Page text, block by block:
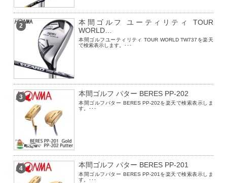
2
本間ゴルフ ユーティリティ TOUR
WORLD…
本間ゴルフユーティリティ TOUR WORLD TW737を楽天
で検索表示します。･･･
3 本間ゴルフ パター BERES PP-202
本間ゴルフパター BERES PP-202を楽天で検索表示しま
す。･･･
4 本間ゴルフ パター BERES PP-201
本間ゴルフパター BERES PP-201を楽天で検索表示しま
す。･･･